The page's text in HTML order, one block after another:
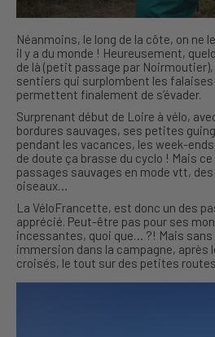
Néanmoins, le long de la côte, on ne
il y a du monde ! Heureusement,
de là (petit passage par
sentiers qui surplombent les falaises
permettent finalement de s’évader.
Surprenant début de Loire à vélo,
bordures sauvages, ses petites
pendant les vacances, les week-
de doute ça brasse du cyclo ! Mais
passages sauvages en mode vtt,
oiseaux…
La VéloFrancette, est donc un des
apprécié. Peut-être pas pour ses
incessantes, quoi que… ?! Mais
immersion dans la campagne, après
croisés, le tout sur des petites